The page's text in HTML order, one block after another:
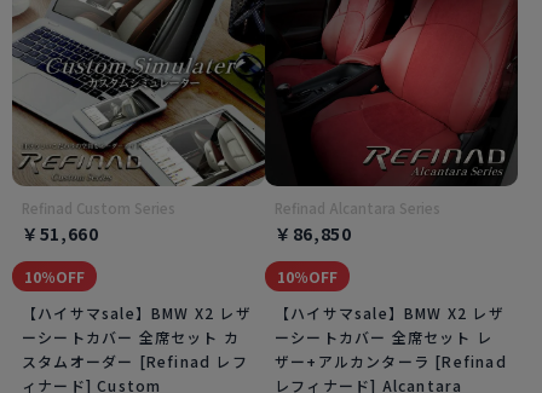
Refinad Custom Series
￥51,660
10％OFF
【ハイサマsale】BMW X2 レザ
ーシートカバー 全席セット カ
スタムオーダー [Refinad レフ
ィナード] Custom
Refinad Alcantara Series
￥86,850
10％OFF
【ハイサマsale】BMW X2 レザ
ーシートカバー 全席セット レ
ザー+アルカンターラ [Refinad
レフィナード] Alcantara